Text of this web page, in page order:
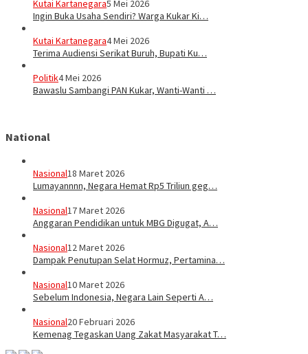
Kutai Kartanegara5 Mei 2026
Ingin Buka Usaha Sendiri? Warga Kukar Ki…
Kutai Kartanegara4 Mei 2026
Terima Audiensi Serikat Buruh, Bupati Ku…
Politik4 Mei 2026
Bawaslu Sambangi PAN Kukar, Wanti-Wanti …
National
Nasional18 Maret 2026
Lumayannnn, Negara Hemat Rp5 Triliun geg…
Nasional17 Maret 2026
Anggaran Pendidikan untuk MBG Digugat, A…
Nasional12 Maret 2026
Dampak Penutupan Selat Hormuz, Pertamina…
Nasional10 Maret 2026
Sebelum Indonesia, Negara Lain Seperti A…
Nasional20 Februari 2026
Kemenag Tegaskan Uang Zakat Masyarakat T…